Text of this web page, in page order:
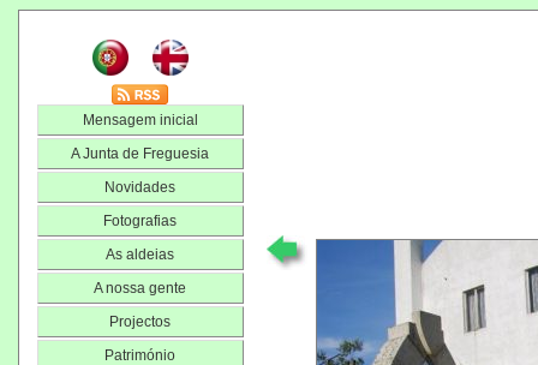
Mensagem inicial
A Junta de Freguesia
Novidades
Fotografias
As aldeias
A nossa gente
Projectos
Património